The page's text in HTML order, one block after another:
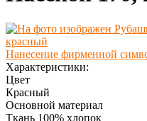
Нанесение фирменной
Характеристики:
Цвет
Красный
Основной материал
Ткань 100% хлопок